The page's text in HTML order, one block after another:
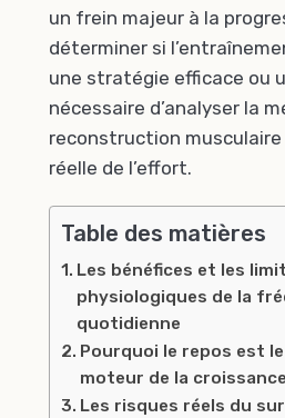
un frein majeur à la
déterminer si
une stratégie efficace ou
nécessaire d’analyser la
reconstruction
réelle de l’effort.
Table des matières
Les bénéfices et les
physiologiques de la
quotidienne
Pourquoi le repos est
moteur de la
Les risques réels du